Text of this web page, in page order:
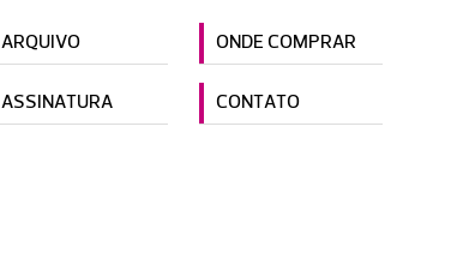
ARQUIVO ONDE COMPRAR
ASSINATURA CONTATO